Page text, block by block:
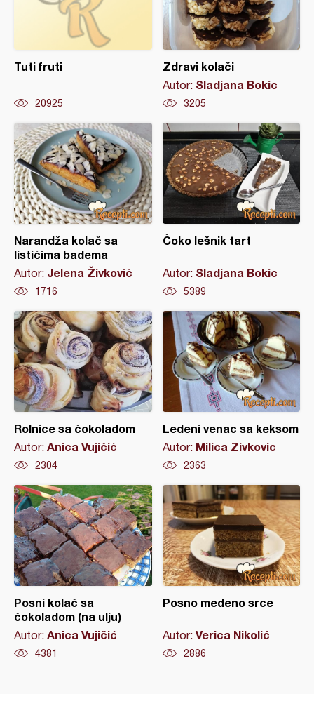
Tuti fruti
20925
Zdravi kolači
Autor: Sladjana Bokic
3205
Narandža kolač sa
listićima badema
Autor: Jelena Živković
1716
Čoko lešnik tart
Autor: Sladjana Bokic
5389
Rolnice sa čokoladom
Autor: Anica Vujičić
2304
Ledeni venac sa keksom
Autor: Milica Zivkovic
2363
Posni kolač sa
čokoladom (na ulju)
Autor: Anica Vujičić
4381
Posno medeno srce
Autor: Verica Nikolić
2886